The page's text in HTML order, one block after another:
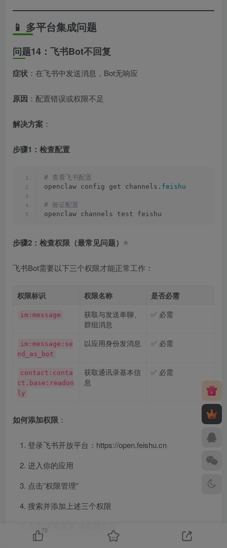
📱 多平台集成问题
问题14：飞书Bot不回复
症状 ：在飞书中发送消息，Bot无响应
原因 ：配置错误或权限不足
解决方案 ：
步骤1：检查配置
# 查看飞书配置
openclaw config get channels. feishu
# 验证配置
openclaw channels test feishu
步骤2：检查权限（最常见问题） ⭐
飞书Bot需要以下三个权限才能正常工作：
权限标识 权限名称 是否必需
im:message
获取与发送单聊、
群组消息
✅ 必需
im:message:se
nd_as_bot
以应用身份发消息 ✅ 必需
contact:conta
ct.base:readon
ly
获取通讯录基本信
息
✅ 必需
如何添加权限 ：
登录飞书开放平台：https://open.feishu.cn
进入你的应用
点击”权限管理”
搜索并添加上述三个权限
点击”发布版本”使权限生效
70